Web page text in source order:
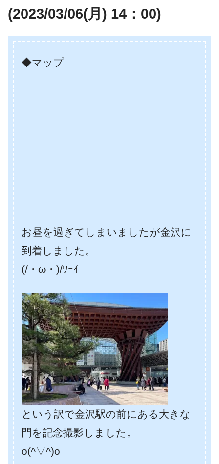
(2023/03/06(月) 14：00)
◆マップ
お昼を過ぎてしまいましたが金沢に
到着しました。
(/・ω・)/ﾜｰｲ
という訳で金沢駅の前にある大きな
門を記念撮影しました。
o(^▽^)o